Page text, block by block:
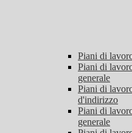
Piani di
Piani di
generale
Piani di
d'indirizzo
Piani di
generale